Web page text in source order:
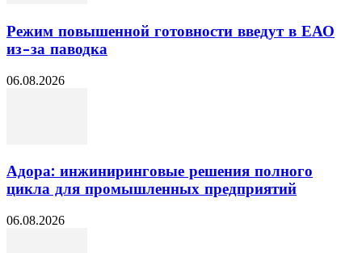
Режим повышенной готовности введут в ЕАО
из-за паводка
06.08.2026
Адора: инжиниринговые решения полного
цикла для промышленных предприятий
06.08.2026